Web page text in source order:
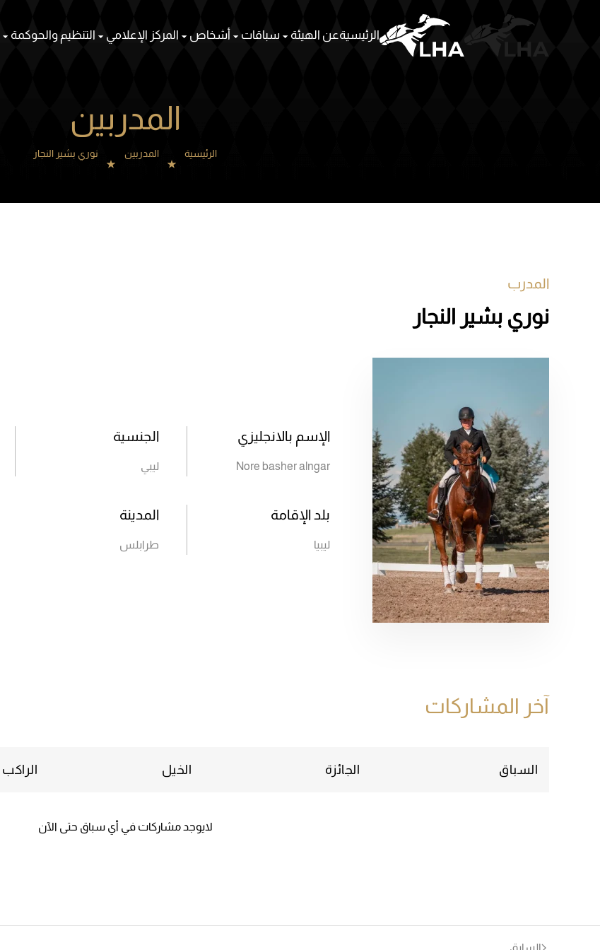
Skip to main content الرئيسيةعن الهيئة سباقات أشخاص المركز الإعلامي التنظيم والحوكمة
المدربين
الرئيسية المدربين نوري بشير النجار
المدرب
نوري بشير النجار
الإسم بالانجليزي
Nore basher alngar
الجنسية
ليبي
بلد الإقامة
ليبيا
المدينة
طرابلس
آخر المشاركات
السباق الجائزة الخيل الراكب
لايوجد مشاركات في أي سباق حتى الآن
السابق